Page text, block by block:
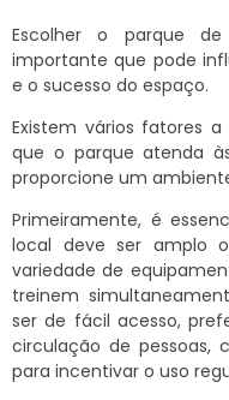
Escolher o parque
importante que pode
e o sucesso do espaço.
Existem vários fatores
que o parque atenda
proporcione um
Primeiramente, é
local deve ser amplo
variedade de
treinem
ser de fácil acesso,
circulação de pessoas,
para incentivar o uso